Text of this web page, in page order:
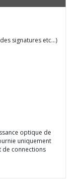
signatures etc…)
optique de
uniquement
connections